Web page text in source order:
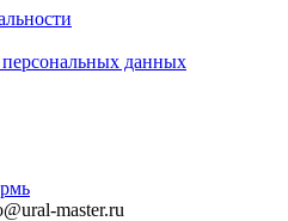
персональных данных
master.ru